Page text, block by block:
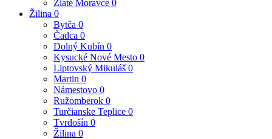
Zlaté Moravce 0
Žilina 0
Bytča 0
Čadca 0
Dolný Kubín 0
Kysucké Nové Mesto 0
Liptovský Mikuláš 0
Martin 0
Námestovo 0
Ružomberok 0
Turčianske Teplice 0
Tvrdošín 0
Žilina 0